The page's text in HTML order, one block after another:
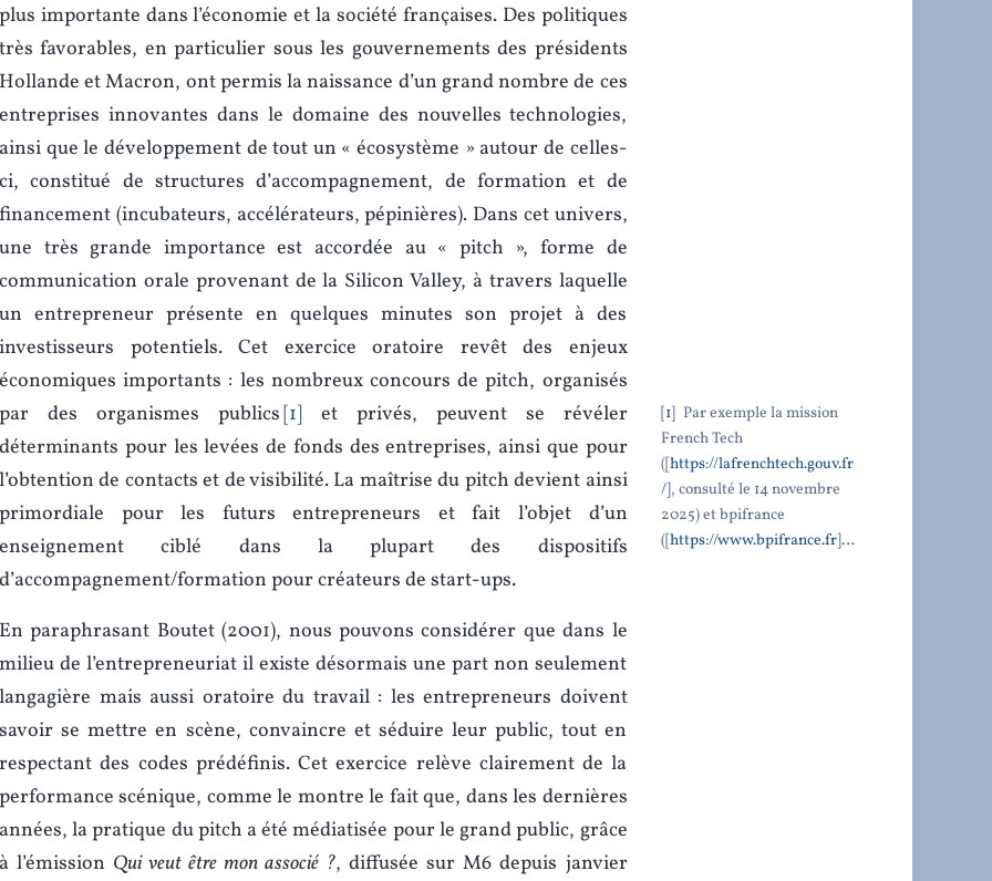
plus importante dans l’économie et la société françaises. Des politiques
très favorables, en particulier sous les gouvernements des présidents
Hollande et Macron, ont permis la naissance d’un grand nombre de ces
entreprises innovantes dans le domaine des nouvelles technologies,
ainsi que le développement de tout un « écosystème » autour de celles-
ci, constitué de structures d’accompagnement, de formation et de
financement (incubateurs, accélérateurs, pépinières). Dans cet univers,
une très grande importance est accordée au « pitch », forme de
communication orale provenant de la Silicon Valley, à travers laquelle
un entrepreneur présente en quelques minutes son projet à des
investisseurs potentiels. Cet exercice oratoire revêt des enjeux
économiques importants : les nombreux concours de pitch, organisés
par des organismes publics 1
et privés, peuvent se révéler
déterminants pour les levées de fonds des entreprises, ainsi que pour
l’obtention de contacts et de visibilité. La maîtrise du pitch devient ainsi
primordiale pour les futurs entrepreneurs et fait l’objet d’un
enseignement ciblé dans la plupart des dispositifs
d’accompagnement/formation pour créateurs de start-ups.
En paraphrasant Boutet (2001), nous pouvons considérer que dans le
milieu de l’entrepreneuriat il existe désormais une part non seulement
langagière mais aussi oratoire du travail : les entrepreneurs doivent
savoir se mettre en scène, convaincre et séduire leur public, tout en
respectant des codes prédéfinis. Cet exercice relève clairement de la
performance scénique, comme le montre le fait que, dans les dernières
années, la pratique du pitch a été médiatisée pour le grand public, grâce
à l’émission Qui veut être mon associé ?, diffusée sur M6 depuis janvier
1
Par exemple la mission
French Tech
([https://lafrenchtech.gouv.fr
/], consulté le 14 novembre
2025) et bpifrance
([https://www.bpifrance.fr]…